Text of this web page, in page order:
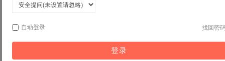
自动登录 找回密
登录